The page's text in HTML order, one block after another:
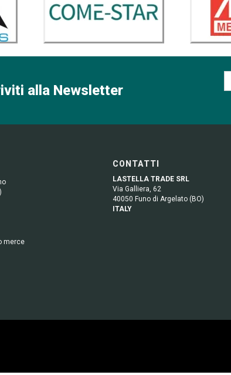
alla Newsletter
merce
CONTATTI
LASTELLA TRADE SRL
Via Galliera, 62
40050 Funo di Argelato (BO)
ITALY